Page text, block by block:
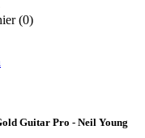
(0)
Guitar Pro - Neil Young